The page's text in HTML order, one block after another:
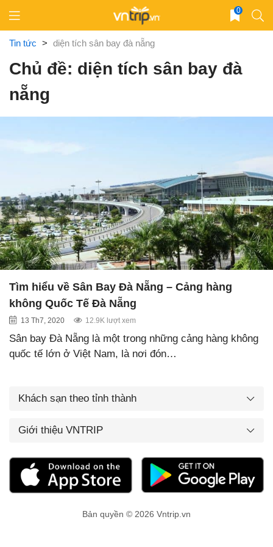
content
0
Tin tức > diện tích sân bay đà nẵng
Chủ đề: diện tích sân bay đà
nẵng
Tìm hiểu về Sân Bay Đà Nẵng – Cảng hàng
không Quốc Tế Đà Nẵng
13 Th7, 2020 12.9K lượt xem
Sân bay Đà Nẵng là một trong những cảng hàng không
quốc tế lớn ở Việt Nam, là nơi đón…
Khách sạn theo tỉnh thành
Giới thiệu VNTRIP
Bản quyền © 2026 Vntrip.vn